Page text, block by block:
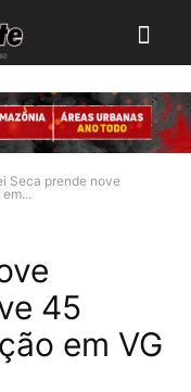
Seca prende nove
45
em VG